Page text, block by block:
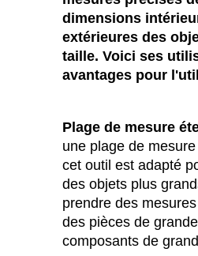
dimensions
extérieures des
taille. Voici ses
avantages pour
Plage de mesure
une plage de
cet outil est adapté
des objets plus
prendre des
des pièces de
composants de